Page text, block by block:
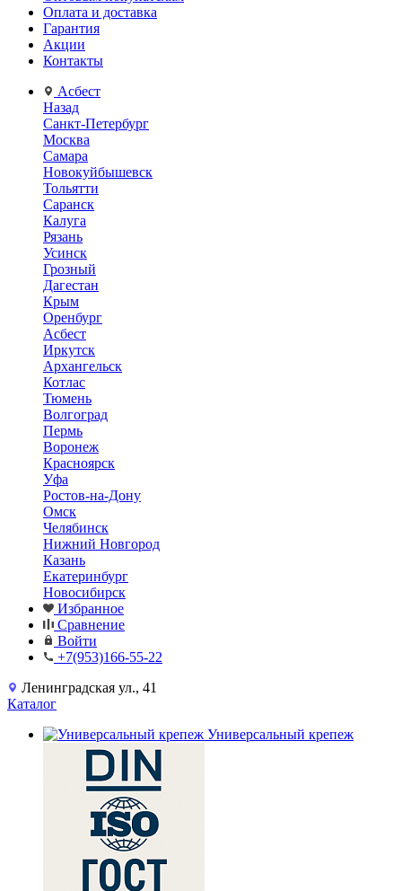
Оплата и доставка
Гарантия
Акции
Контакты
Асбест
Назад
Санкт-Петербург
Москва
Самара
Новокуйбышевск
Тольятти
Саранск
Калуга
Рязань
Усинск
Грозный
Дагестан
Крым
Оренбург
Асбест
Иркутск
Архангельск
Котлас
Тюмень
Волгоград
Пермь
Воронеж
Красноярск
Уфа
Ростов-на-Дону
Омск
Челябинск
Нижний Новгород
Казань
Екатеринбург
Новосибирск
Избранное
Сравнение
Войти
+7(953)166-55-22
Ленинградская ул., 41
Каталог
Универсальный крепеж